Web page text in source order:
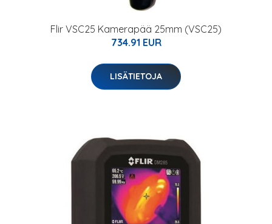
Flir VSC25 Kamerapää 25mm (VSC25)
734.91 EUR
LISÄTIETOJA